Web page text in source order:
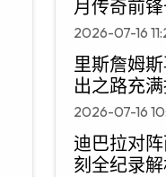
月传奇前
2026-07-16
里斯詹姆
出之路充
2026-07-16
迪巴拉对
刻全纪录